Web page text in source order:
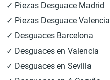
✓ Piezas Desguace Madrid
✓ Piezas Desguace Valencia
✓ Desguaces Barcelona
✓ Desguaces en Valencia
✓ Desguaces en Sevilla